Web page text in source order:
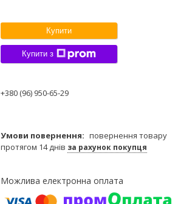
Купити
Купити з
+380 (96) 950-65-29
повернення товару
протягом 14 днів за рахунок покупця